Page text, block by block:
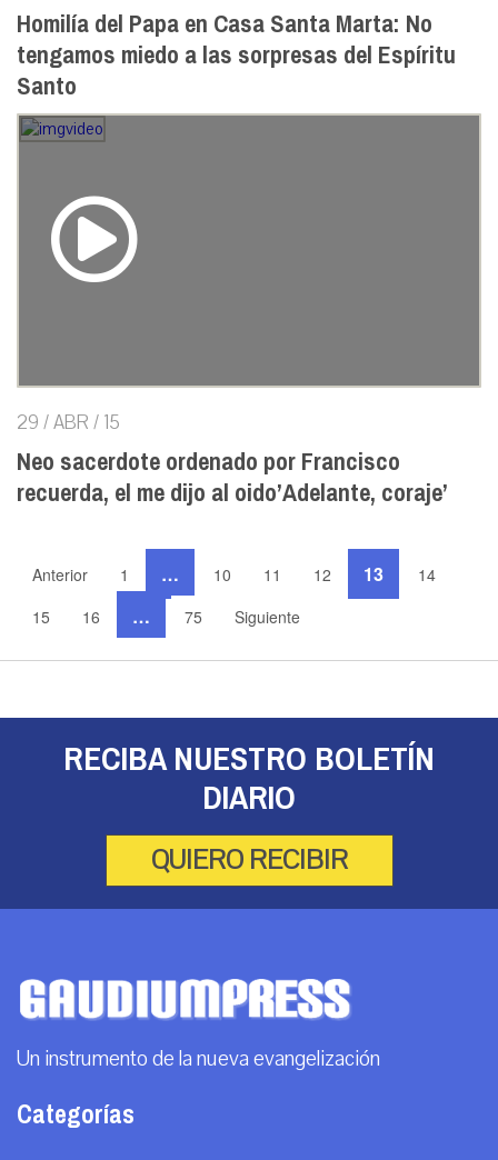
Homilía del Papa en Casa Santa Marta: No
tengamos miedo a las sorpresas del Espíritu
Santo
29 / ABR / 15
Neo sacerdote ordenado por Francisco
recuerda, el me dijo al oido’Adelante, coraje’
Anterior 1 … 10 11 12 13
14
15
16 … 75 Siguiente
RECIBA NUESTRO BOLETÍN
DIARIO
QUIERO RECIBIR
Un instrumento de la nueva evangelización
Categorías